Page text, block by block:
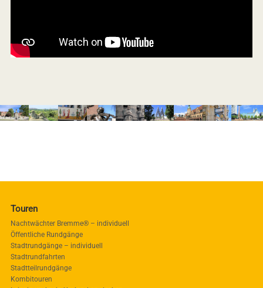
Touren
Nachtwächter Bremme® – individuell
Öffentliche Rundgänge
Stadtrundgänge – individuell
Stadtrundfahrten
Stadtteilrundgänge
Kombitouren